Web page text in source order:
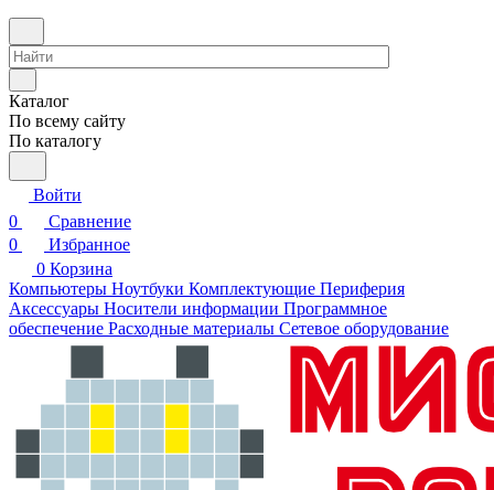
Каталог
По всему сайту
По каталогу
Войти
0
Сравнение
0
Избранное
0 Корзина
Компьютеры Ноутбуки Комплектующие Периферия
Аксессуары Носители информации Программное
обеспечение Расходные материалы Сетевое оборудование